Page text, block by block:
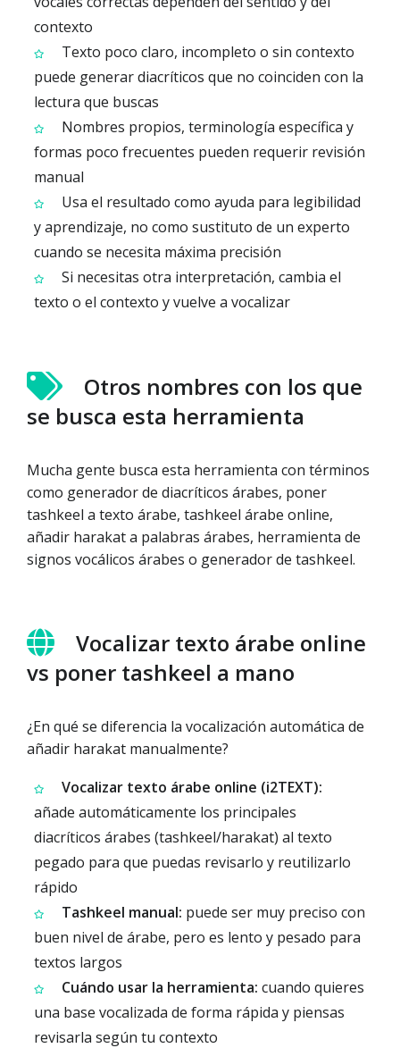
contexto
Texto poco claro, incompleto o sin contexto
puede generar diacríticos que no coinciden con la
lectura que buscas
Nombres propios, terminología específica y
formas poco frecuentes pueden requerir revisión
manual
Usa el resultado como ayuda para legibilidad
y aprendizaje, no como sustituto de un experto
cuando se necesita máxima precisión
Si necesitas otra interpretación, cambia el
texto o el contexto y vuelve a vocalizar
Otros nombres con los que
se busca esta herramienta
Mucha gente busca esta herramienta con términos
como generador de diacríticos árabes, poner
tashkeel a texto árabe, tashkeel árabe online,
añadir harakat a palabras árabes, herramienta de
signos vocálicos árabes o generador de tashkeel.
Vocalizar texto árabe online
vs poner tashkeel a mano
¿En qué se diferencia la vocalización automática de
añadir harakat manualmente?
Vocalizar texto árabe online (i2TEXT):
añade automáticamente los principales
diacríticos árabes (tashkeel/harakat) al texto
pegado para que puedas revisarlo y reutilizarlo
rápido
Tashkeel manual: puede ser muy preciso con
buen nivel de árabe, pero es lento y pesado para
textos largos
Cuándo usar la herramienta: cuando quieres
una base vocalizada de forma rápida y piensas
revisarla según tu contexto